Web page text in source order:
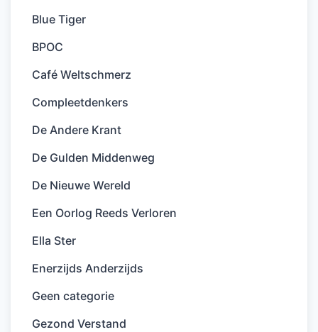
Blue Tiger
BPOC
Café Weltschmerz
Compleetdenkers
De Andere Krant
De Gulden Middenweg
De Nieuwe Wereld
Een Oorlog Reeds Verloren
Ella Ster
Enerzijds Anderzijds
Geen categorie
Gezond Verstand